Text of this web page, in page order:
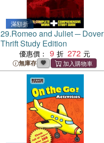
滿額折
29.Romeo and Juliet ─ Dover
Thrift Study Edition
優惠價： 9 272
無庫存